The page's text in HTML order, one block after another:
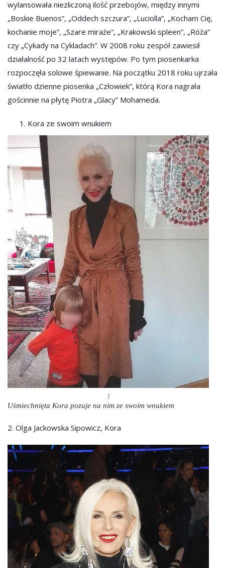
wylansowała niezliczoną ilość przebojów, między innymi
„Boskie Buenos”, „Oddech szczura”, „Luciolla”, „Kocham Cię,
kochanie moje”, „Szare miraże”, „Krakowski spleen”, „Róża”
czy „Cykady na Cykladach”. W 2008 roku zespół zawiesił
działalność po 32 latach występów. Po tym piosenkarka
rozpoczęła solowe śpiewanie. Na początku 2018 roku ujrzała
światło dzienne piosenka „Człowiek”, którą Kora nagrała
gościnnie na płytę Piotra „Glacy” Mohameda.
Kora ze swoim wnukiem
1
Uśmiechnięta Kora pozuje na nim ze swoim wnukiem
2. Olga Jackowska Sipowicz, Kora